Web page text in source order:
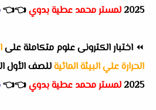
2025 لمستر محمد عطية بدوي👈
👈
⏪ اختبار الكترونى علوم متكاملة على
الحرارة علي البيئة المائيةللصف الأول
2025 لمستر محمد عطية بدوي👈
👈